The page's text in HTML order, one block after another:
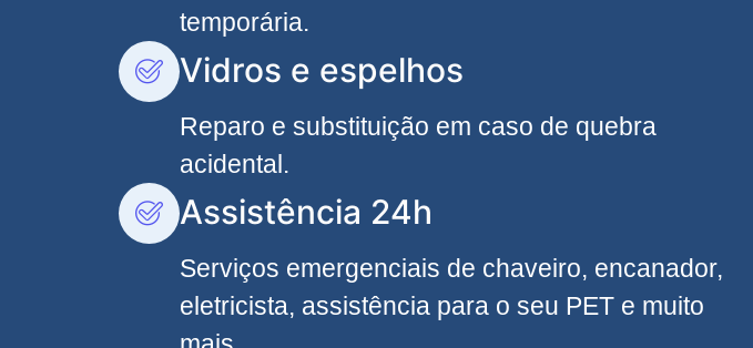
temporária.
Vidros e espelhos
Reparo e substituição em caso de quebra
acidental.
Assistência 24h
Serviços emergenciais de chaveiro, encanador,
eletricista, assistência para o seu PET e muito